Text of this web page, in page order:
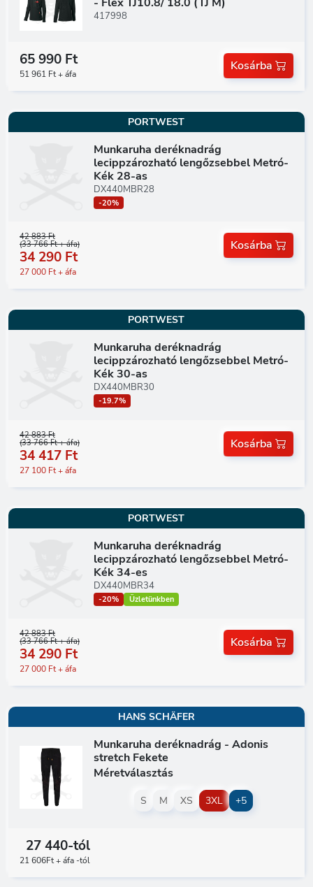
417998
65 990 Ft
51 961 Ft + áfa
Kosárba
PORTWEST
Munkaruha deréknadrág
lecippzározható lengőzsebbel Metró-
Kék 28-as
DX440MBR28
-20%
42 883 Ft
(33 766 Ft + áfa)
34 290 Ft
27 000 Ft + áfa
Kosárba
PORTWEST
Munkaruha deréknadrág
lecippzározható lengőzsebbel Metró-
Kék 30-as
DX440MBR30
-19.7%
42 883 Ft
(33 766 Ft + áfa)
34 417 Ft
27 100 Ft + áfa
Kosárba
PORTWEST
Munkaruha deréknadrág
lecippzározható lengőzsebbel Metró-
Kék 34-es
DX440MBR34
-20% Üzletünkben
42 883 Ft
(33 766 Ft + áfa)
34 290 Ft
27 000 Ft + áfa
Kosárba
HANS SCHÄFER
Munkaruha deréknadrág - Adonis
stretch Fekete
Méretválasztás
S M XS 3XL +5
27 440-tól
21 606Ft + áfa -tól